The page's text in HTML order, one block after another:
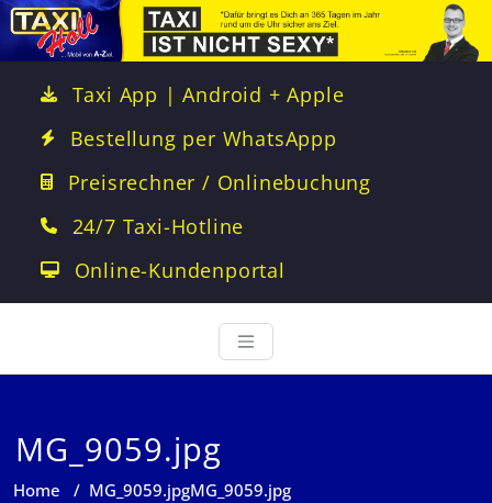
Taxi App | Android + Apple
Bestellung per WhatsAppp
Preisrechner / Onlinebuchung
24/7 Taxi-Hotline
Online-Kundenportal
MG_9059.jpg
Home / MG_9059.jpgMG_9059.jpg